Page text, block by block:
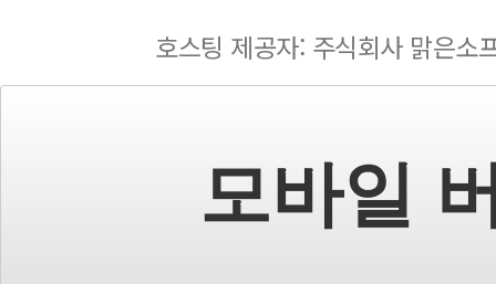
호스팅 제공자: 주식회사 맑은소
모바일